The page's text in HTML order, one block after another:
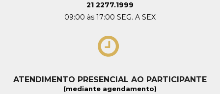
21 2277.1999
09:00 às 17:00 SEG. A SEX
ATENDIMENTO PRESENCIAL AO PARTICIPANTE
(mediante agendamento)